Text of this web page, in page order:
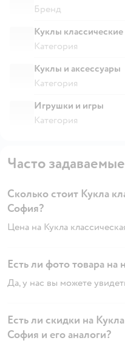
Бренд
Куклы классические
Категория
Куклы и аксессуары
Категория
Игрушки и игры
Категория
Часто
Сколько стоит Кукла
София?
Цена на Кукла
Есть ли фото товара на
Да, у нас вы можете
Есть ли скидки на
София и его аналоги?